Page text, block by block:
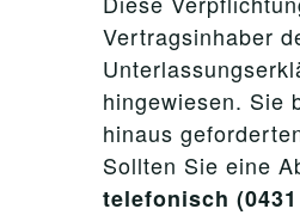
Vertragsinhaber
hingewiesen. Sie
hinaus
Sollten Sie eine
telefonisch